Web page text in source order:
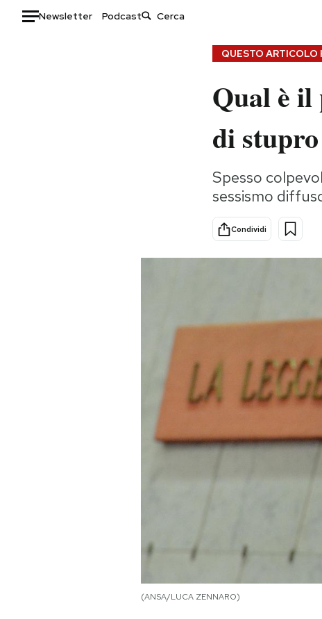
Newsletter Podcast
Storie/Idee
Ok Boomer!
Altrecose
QUESTO ARTICOLO
Qual è il
di
Spesso
sessismo
Condividi
(ANSA/LUCA ZENNARO)